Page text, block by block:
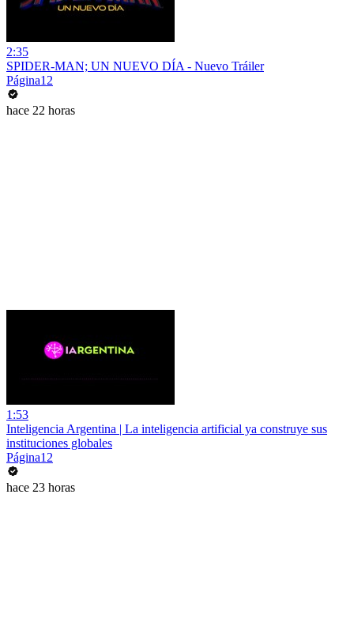
2:35
SPIDER-MAN; UN NUEVO DÍA - Nuevo Tráiler
Página12
hace 22 horas
1:53
Inteligencia Argentina | La inteligencia artificial ya construye sus
instituciones globales
Página12
hace 23 horas